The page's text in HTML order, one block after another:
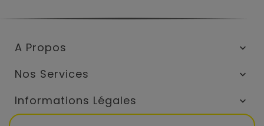
A Propos 
Nos Services 
Informations Légales 